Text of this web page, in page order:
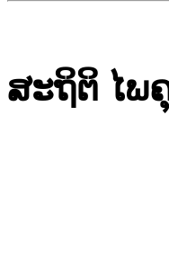
ສະຖິຕິ ໄພ